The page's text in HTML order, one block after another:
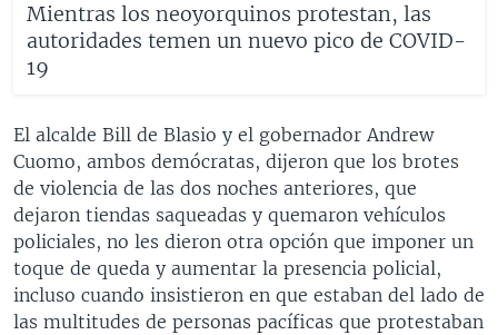
Mientras los neoyorquinos protestan, las
autoridades temen un nuevo pico de COVID-
19
El alcalde Bill de Blasio y el gobernador Andrew
Cuomo, ambos demócratas, dijeron que los brotes
de violencia de las dos noches anteriores, que
dejaron tiendas saqueadas y quemaron vehículos
policiales, no les dieron otra opción que imponer un
toque de queda y aumentar la presencia policial,
incluso cuando insistieron en que estaban del lado de
las multitudes de personas pacíficas que protestaban